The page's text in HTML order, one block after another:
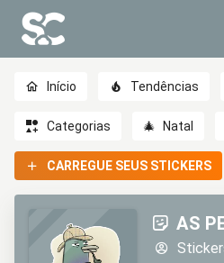
Início Tendências
Categorias 🎄 Natal
CARREGUE SEUS STICKERS
AS